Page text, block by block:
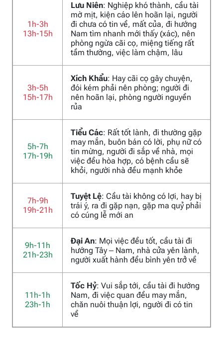
1h-3h
13h-15h
Lưu Niên: Nghiệp khó thành, cầu tài
mờ mịt, kiện cáo lên hoãn lại, người
đi chưa có tin về, mất của, đi hướng
Nam tìm nhanh mới thấy (xác), nên
phòng ngừa cãi cọ, miệng tiếng rất
tầm thường, việc làm chậm, lâu
3h-5h
15h-17h
Xích Khẩu: Hay cãi cọ gây chuyện,
đói kém phải nên phòng; người đi
nên hoãn lại, phòng người nguyền
rủa
5h-7h
17h-19h
Tiểu Các: Rất tốt lành, đi thường gặp
may mắn, buôn bán có lời, phụ nữ có
tin mừng, người đi sắp về nhà, mọi
việc đều hòa hợp, có bệnh cầu sẽ
khỏi, người nhà đều mạnh khỏe
7h-9h
19h-21h
Tuyệt Lệ: Cầu tài không có lợi, hay bị
trái ý, ra đi gặp nạn, gặp ma quỷ phải
có cúng lễ mới an
9h-11h
21h-23h
Đại An: Mọi việc đều tốt, cầu tài đi
hướng Tây – Nam, nhà cửa yên lành,
người xuất hành đều bình yên trở về
11h-1h
23h-1h
Tốc Hỷ: Vui sắp tới, cầu tài đi hướng
Nam, đi việc quan đều may mắn,
chăn nuôi thuận lợi, người đi có tin
về